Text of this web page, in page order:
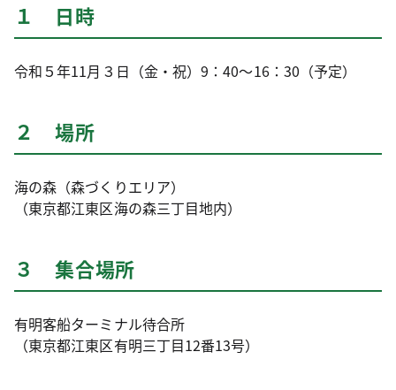
１ 日時
令和５年11月３日（金・祝）9：40～16：30（予定）
２ 場所
海の森（森づくりエリア）
（東京都江東区海の森三丁目地内）
３ 集合場所
有明客船ターミナル待合所
（東京都江東区有明三丁目12番13号）